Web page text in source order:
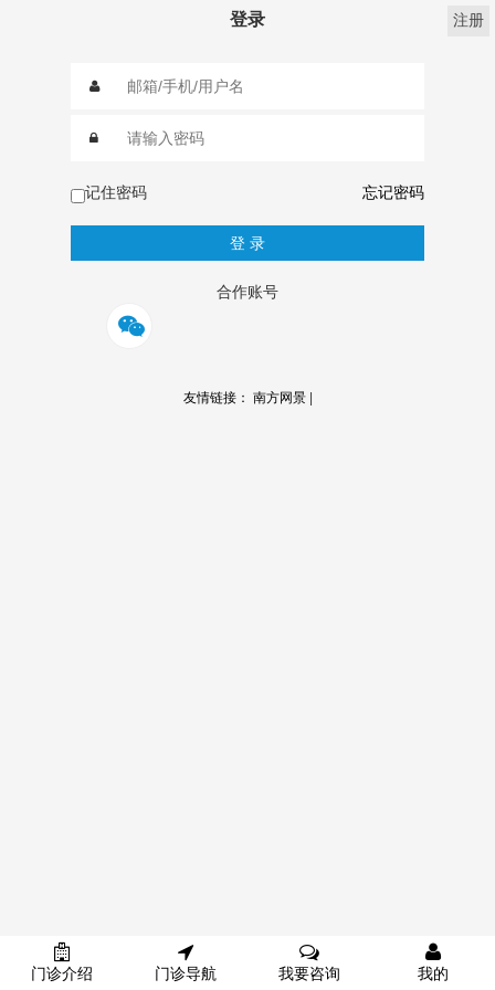
登录
记住密码 忘记密码
注册
合作账号
友情链接： 南方网景
门诊介绍 门诊导航 我要咨询 我的